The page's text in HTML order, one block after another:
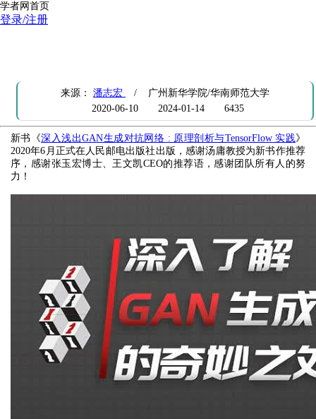
学者网首页
登录/注册
来源： 潘志宏
/ 广州新华学院/华南师范大学
2020-06-10
2024-01-14 6435
新书《深入浅出GAN生成对抗网络 : 原理剖析与TensorFlow 实践》
2020年6月正式在人民邮电出版社出版，感谢汤庸教授为新书作推荐
序，感谢张玉宏博士、王文凯CEO的推荐语，感谢团队所有人的努
力！